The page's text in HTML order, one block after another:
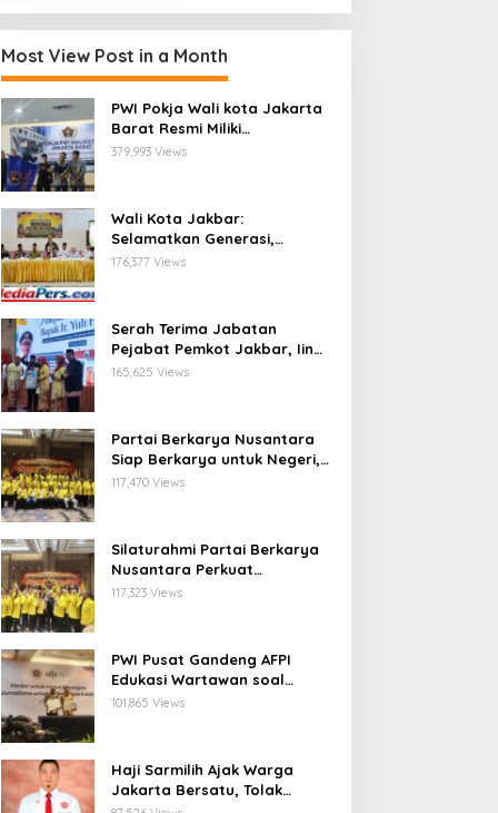
Most View Post in a Month
PWI Pokja Wali kota Jakarta
Barat Resmi Miliki
Kepengurusan dan
Sarat Makna
379,993 Views
Wali Kota Jakbar:
Selamatkan Generasi,
Hentikan Bullying dan
176,377 Views
Serah Terima Jabatan
Pejabat Pemkot Jakbar, Iin
Mutmainnah: Mutasi Adalah
165,625 Views
Partai Berkarya Nusantara
Siap Berkarya untuk Negeri,
Kawal Program Prabowo dan
117,470 Views
Silaturahmi Partai Berkarya
Nusantara Perkuat
Konsolidasi Organisasi dan
117,323 Views
PWI Pusat Gandeng AFPI
Edukasi Wartawan soal
Pindar dan Perlindungan
101,865 Views
Haji Sarmilih Ajak Warga
Jakarta Bersatu, Tolak